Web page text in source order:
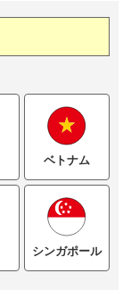
ベトナム
シンガポール